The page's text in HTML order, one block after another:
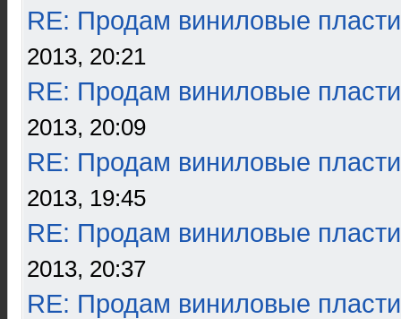
RE: Продам виниловые
2013, 20:21
RE: Продам виниловые
2013, 20:09
RE: Продам виниловые
2013, 19:45
RE: Продам виниловые
2013, 20:37
RE: Продам виниловые